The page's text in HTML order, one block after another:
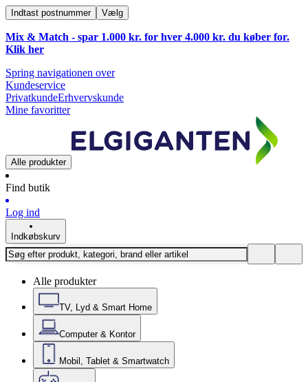
Indtast postnummer Vælg
Mix & Match - spar 1.000 kr. for hver 4.000 kr. du køber for.
Klik her
Spring navigationen over
Kundeservice
PrivatkundeErhvervskunde
Mine favoritter
Alle produkter
Find butik
Log ind
Indkøbskurv
Alle produkter
TV, Lyd & Smart Home
Computer & Kontor
Mobil, Tablet & Smartwatch